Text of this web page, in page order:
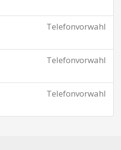
Telefonvorwahl
Telefonvorwahl
Telefonvorwahl